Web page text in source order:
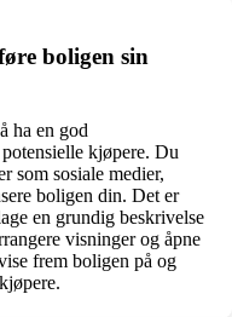
boligen sin
ha en god
kjøpere. Du
som sosiale medier,
boligen din. Det er
en grundig beskrivelse
visninger og åpne
frem boligen på og